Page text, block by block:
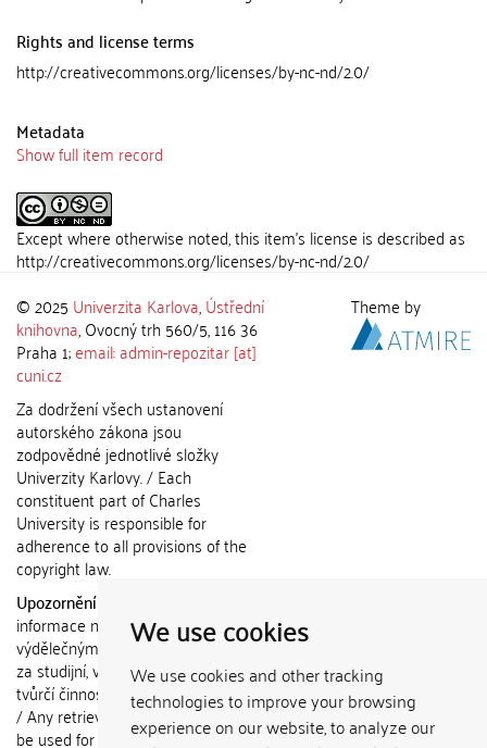
We use cookies
We use cookies and other tracking
technologies to improve your browsing
experience on our website, to analyze our
Rights and license terms
http://creativecommons.org/licenses/by-nc-nd/2.0/
Metadata
Show full item record
Except where otherwise noted, this item's license is described as
http://creativecommons.org/licenses/by-nc-nd/2.0/
© 2025 Univerzita Karlova,Ústřední
knihovna, Ovocný trh 560/5, 116 36
Praha 1;email: admin-repozitar [at]
cuni.cz
Za dodržení všech ustanovení
autorského zákona jsou
zodpovědné jednotlivé složky
Univerzity Karlovy. / Each
constituent part of Charles
University is responsible for
adherence to all provisions of the
copyright law.
Upozornění / Notice:
informace nemohou být použity k
výdělečným účelům nebo vydávány
za studijní, vědeckou nebo jinou
tvůrčí činnost jiné osoby než autora.
/ Any retrieved information shall not
be used for any commercial
Theme by